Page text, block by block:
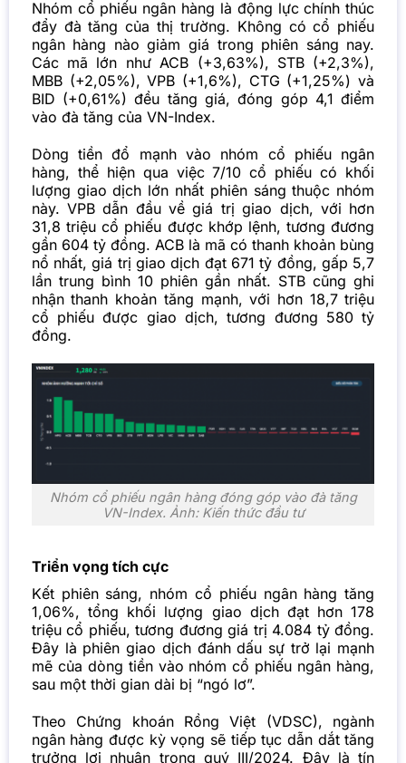
Nhóm cổ phiếu ngân hàng là động lực chính thúc
đẩy đà tăng của thị trường. Không có cổ phiếu
ngân hàng nào giảm giá trong phiên sáng nay.
Các mã lớn như ACB (+3,63%), STB (+2,3%),
MBB (+2,05%), VPB (+1,6%), CTG (+1,25%) và
BID (+0,61%) đều tăng giá, đóng góp 4,1 điểm
vào đà tăng của VN-Index.
Dòng tiền đổ mạnh vào nhóm cổ phiếu ngân
hàng, thể hiện qua việc 7/10 cổ phiếu có khối
lượng giao dịch lớn nhất phiên sáng thuộc nhóm
này. VPB dẫn đầu về giá trị giao dịch, với hơn
31,8 triệu cổ phiếu được khớp lệnh, tương đương
gần 604 tỷ đồng. ACB là mã có thanh khoản bùng
nổ nhất, giá trị giao dịch đạt 671 tỷ đồng, gấp 5,7
lần trung bình 10 phiên gần nhất. STB cũng ghi
nhận thanh khoản tăng mạnh, với hơn 18,7 triệu
cổ phiếu được giao dịch, tương đương 580 tỷ
đồng.
Nhóm cổ phiếu ngân hàng đóng góp vào đà tăng
VN-Index. Ảnh: Kiến thức đầu tư
Triển vọng tích cực
Kết phiên sáng, nhóm cổ phiếu ngân hàng tăng
1,06%, tổng khối lượng giao dịch đạt hơn 178
triệu cổ phiếu, tương đương giá trị 4.084 tỷ đồng.
Đây là phiên giao dịch đánh dấu sự trở lại mạnh
mẽ của dòng tiền vào nhóm cổ phiếu ngân hàng,
sau một thời gian dài bị “ngó lơ”.
Theo Chứng khoán Rồng Việt (VDSC), ngành
ngân hàng được kỳ vọng sẽ tiếp tục dẫn dắt tăng
trưởng lợi nhuận trong quý III/2024. Đây là tín